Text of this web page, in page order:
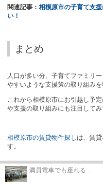
関連記事： 相模原市の子育て支
い！
まとめ
人口が多い分、子育てファミリ
やすいような支援策の取り組みを
これから相模原市にお引越し予
や支援の取り組みにも注目してみ
相模原市の賃貸物件探し は、賃
す。
満員電車でも座れる...